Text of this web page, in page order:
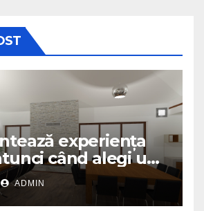
experiența
când alegi un
ADMIN